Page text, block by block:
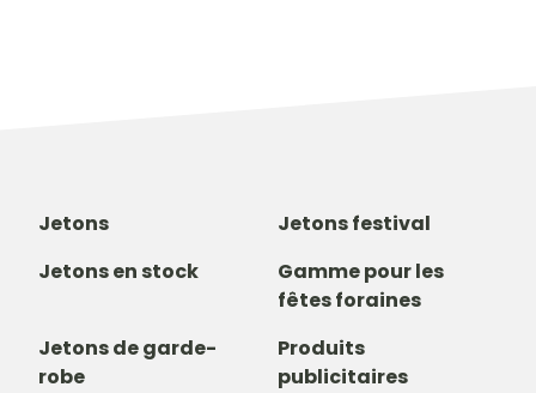
Jetons
Jetons festival
Jetons en stock
Gamme pour les
fêtes foraines
Jetons de garde-
robe
Produits
publicitaires